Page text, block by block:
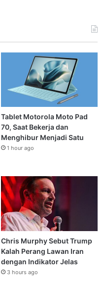
Tablet Motorola Moto Pad
70, Saat Bekerja dan
Menghibur Menjadi Satu
1 hour ago
Chris Murphy Sebut Trump
Kalah Perang Lawan Iran
dengan Indikator Jelas
3 hours ago